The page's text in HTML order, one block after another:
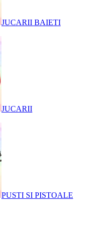
JUCARII BAIETI
JUCARII
PUSTI SI PISTOALE